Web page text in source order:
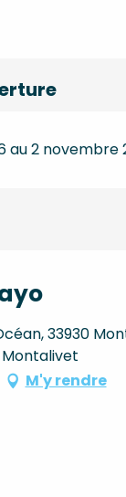
au 2 novembre
33930
M'y rendre